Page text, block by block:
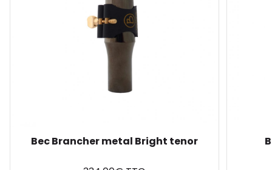
Bec Brancher metal Bright tenor